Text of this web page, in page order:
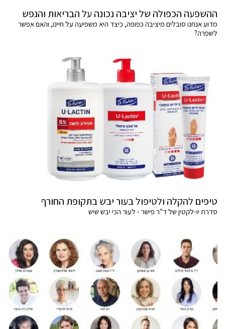
ההשפעה הכפולה של יציבה נכונה על הבריאות והנפש
מדוע אנחנו סובלים מיציבה כפופה, כיצד היא משפיעה על חיינו, והאם אפשר
לשפרה?
טיפים להקלה ולטיפול בעור יבש בתקופת החורף
סדרת יו-לקטין של ד"ר פישר - לעור הכי יבש שיש